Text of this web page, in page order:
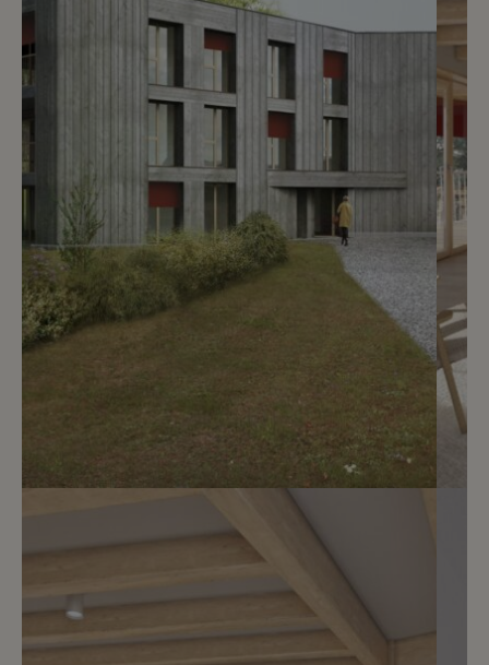
CHF 4’250.- / mois
Promotion Isaac-Machard 3-5-7
Versoix